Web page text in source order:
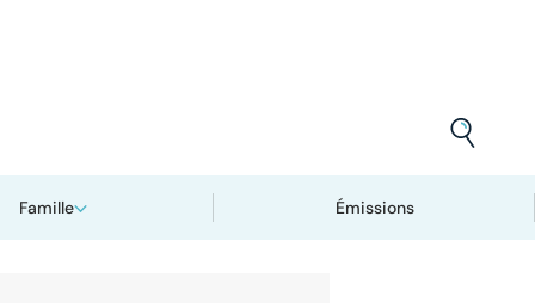
Famille Émissions